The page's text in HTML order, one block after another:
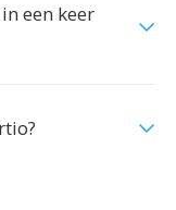
een keer